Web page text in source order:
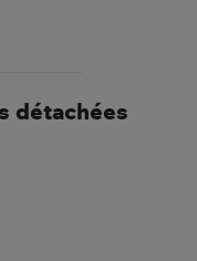
détachées